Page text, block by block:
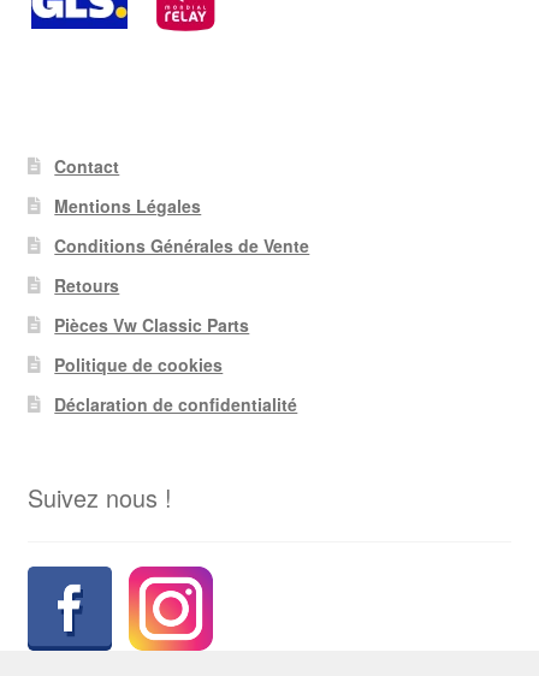
Contact
Mentions Légales
Conditions Générales de Vente
Retours
Pièces Vw Classic Parts
Politique de cookies
Déclaration de confidentialité
Suivez nous !